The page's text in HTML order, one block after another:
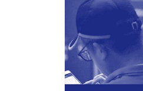
-미국의 차별적 성
-한계에 부딪힌 성
-나쁜 인플레이션
글로벌 경제 성장
-무역 전쟁의 해소